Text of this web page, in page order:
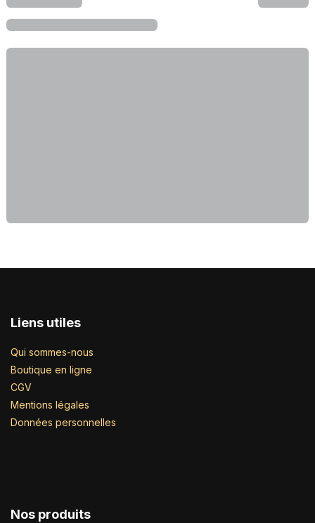
Liens utiles
Qui sommes-nous
Boutique en ligne
CGV
Mentions légales
Données personnelles
Nos produits